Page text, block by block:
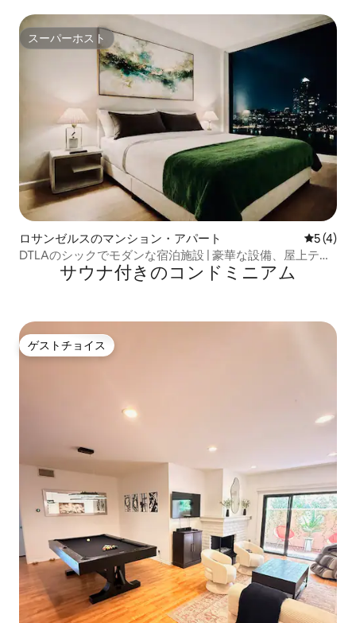
スーパーホスト
スーパーホスト
ロサンゼルスのマンション・アパート レビュー
5 (4)
DTLAのシックでモダンな宿泊施設 | 豪華な設備、屋上テラ
ス、駐車場、ジム、スパ
サウナ付きのコンドミニアム
ゲストチョイス
ゲストチョイス